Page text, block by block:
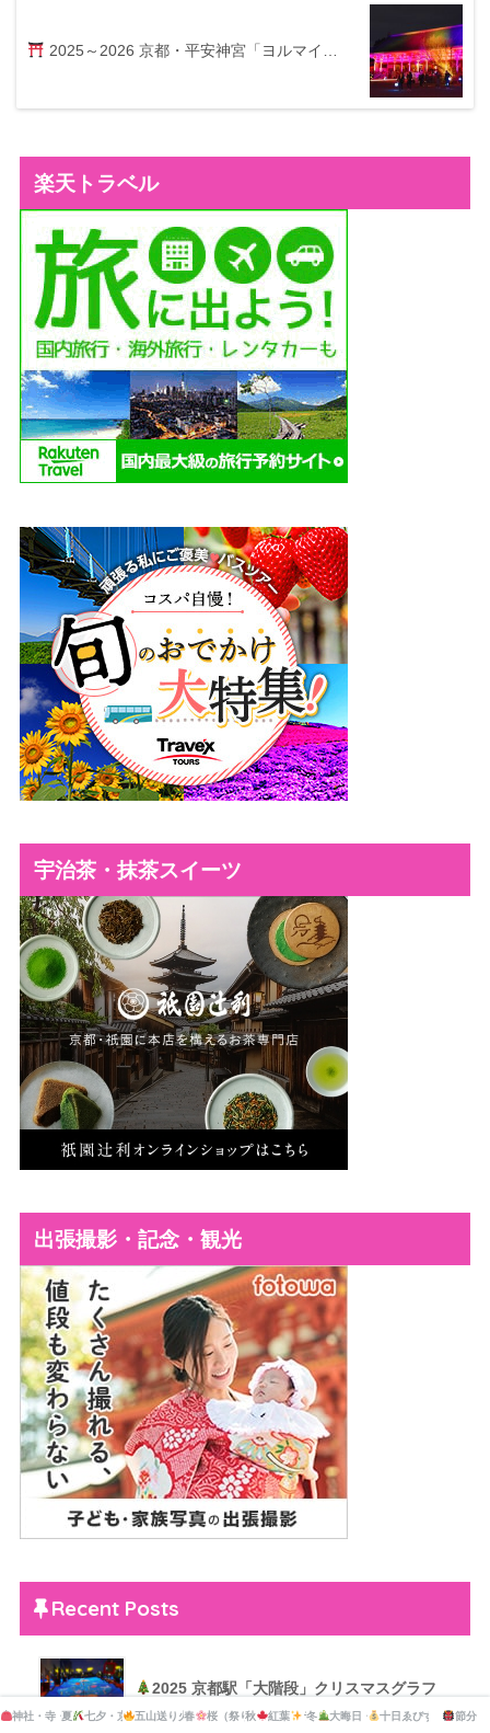
2025～2026 京都・平安神宮「ヨルマイ…
楽天トラベル
宇治茶・抹茶スイーツ
出張撮影・記念・観光
Recent Posts
2025 京都駅「大階段」クリスマスグラフ
ィカルイルミネーション
神社・寺・公園の市・マーケット
夏 七夕・京の七夕五山送り火・灯籠流し
春 桜（祭り） ライトアップ
秋 紅葉 ライトアップ
冬 大晦日・新年十日ゑびす大祭節分